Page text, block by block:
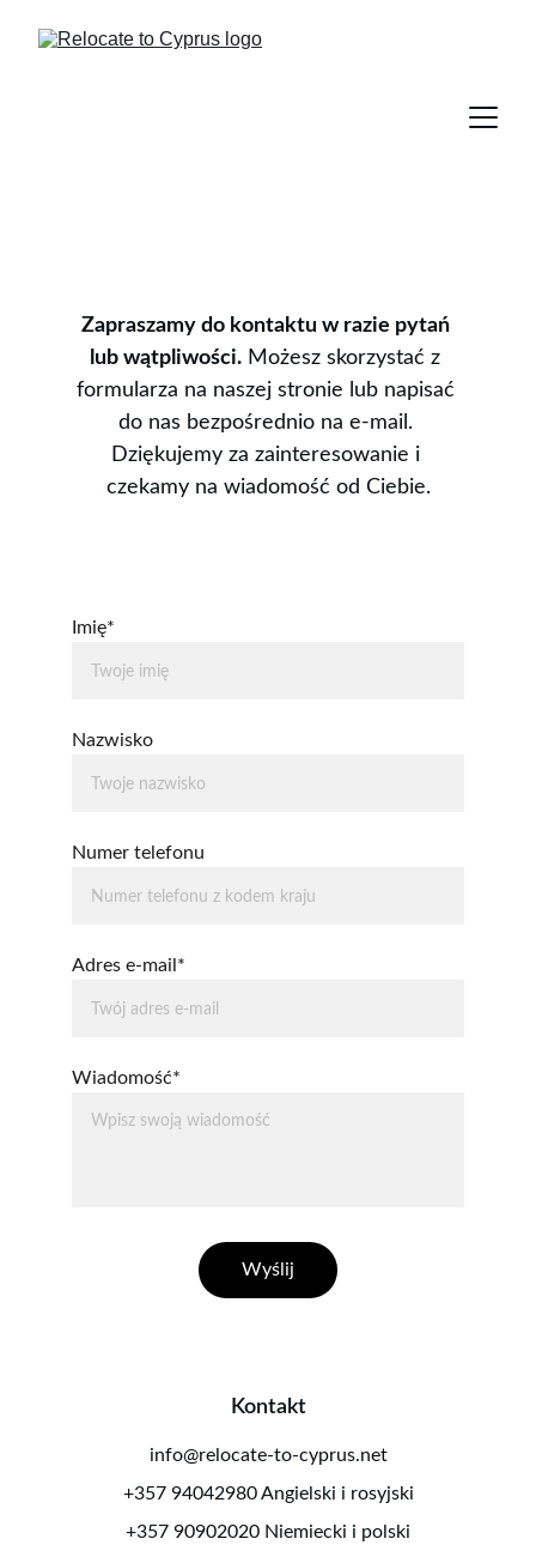
Zapraszamy do kontaktu w razie pytań
lub wątpliwości. Możesz skorzystać z
formularza na naszej stronie lub napisać
do nas bezpośrednio na e-mail.
Dziękujemy za zainteresowanie i
czekamy na wiadomość od Ciebie.
Imię*
Nazwisko
Numer telefonu
Adres e-mail*
Wiadomość*
Wyślij
Kontakt
info@relocate-to-cyprus.net
+357 94042980 Angielski i rosyjski
+357 90902020 Niemiecki i polski